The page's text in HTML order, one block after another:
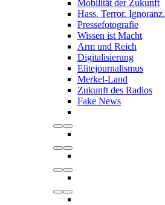
Mobilität der Zukunft
Hass. Terror. Ignoranz.
Pressefotografie
Wissen ist Macht
Arm und Reich
Digitalisierung
Elitejournalismus
Merkel-Land
Zukunft des Radios
Fake News